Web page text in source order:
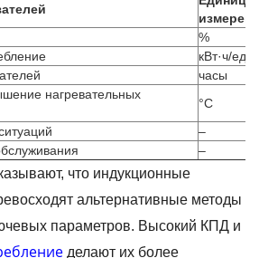
%
кВт·ч/ед.
часы
нагревательных
°C
–
–
что индукционные
альтернативные методы
параметров. Высокий КПД и
делают их более